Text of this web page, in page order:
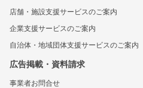
店舗・施設支援サービスのご案内
企業支援サービスのご案内
自治体・地域団体支援サービスのご案内
広告掲載・資料請求
事業者お問合せ